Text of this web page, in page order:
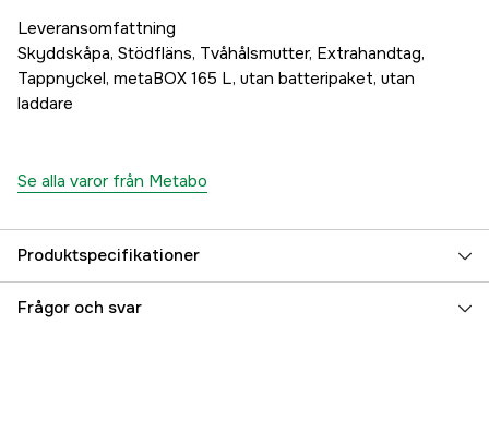
Leveransomfattning
Skyddskåpa, Stödfläns, Tvåhålsmutter, Extrahandtag,
Tappnyckel, metaBOX 165 L, utan batteripaket, utan
laddare
Se alla varor från Metabo
Produktspecifikationer
Drifttyp Batteridriven
Frågor och svar